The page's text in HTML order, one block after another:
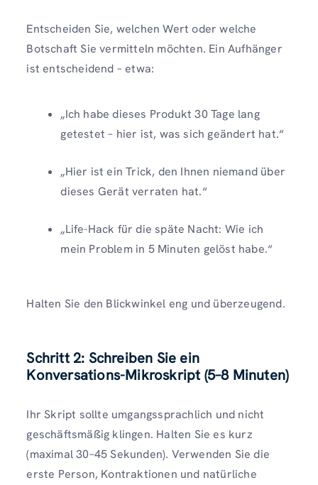
Entscheiden Sie, welchen Wert oder welche
Botschaft Sie vermitteln möchten. Ein Aufhänger
ist entscheidend – etwa:
„Ich habe dieses Produkt 30 Tage lang
getestet – hier ist, was sich geändert hat.“
„Hier ist ein Trick, den Ihnen niemand über
dieses Gerät verraten hat.“
„Life-Hack für die späte Nacht: Wie ich
mein Problem in 5 Minuten gelöst habe.“
Halten Sie den Blickwinkel eng und überzeugend.
Schritt 2: Schreiben Sie ein
Konversations-Mikroskript (5–8 Minuten)
Ihr Skript sollte umgangssprachlich und nicht
geschäftsmäßig klingen. Halten Sie es kurz
(maximal 30–45 Sekunden). Verwenden Sie die
erste Person, Kontraktionen und natürliche